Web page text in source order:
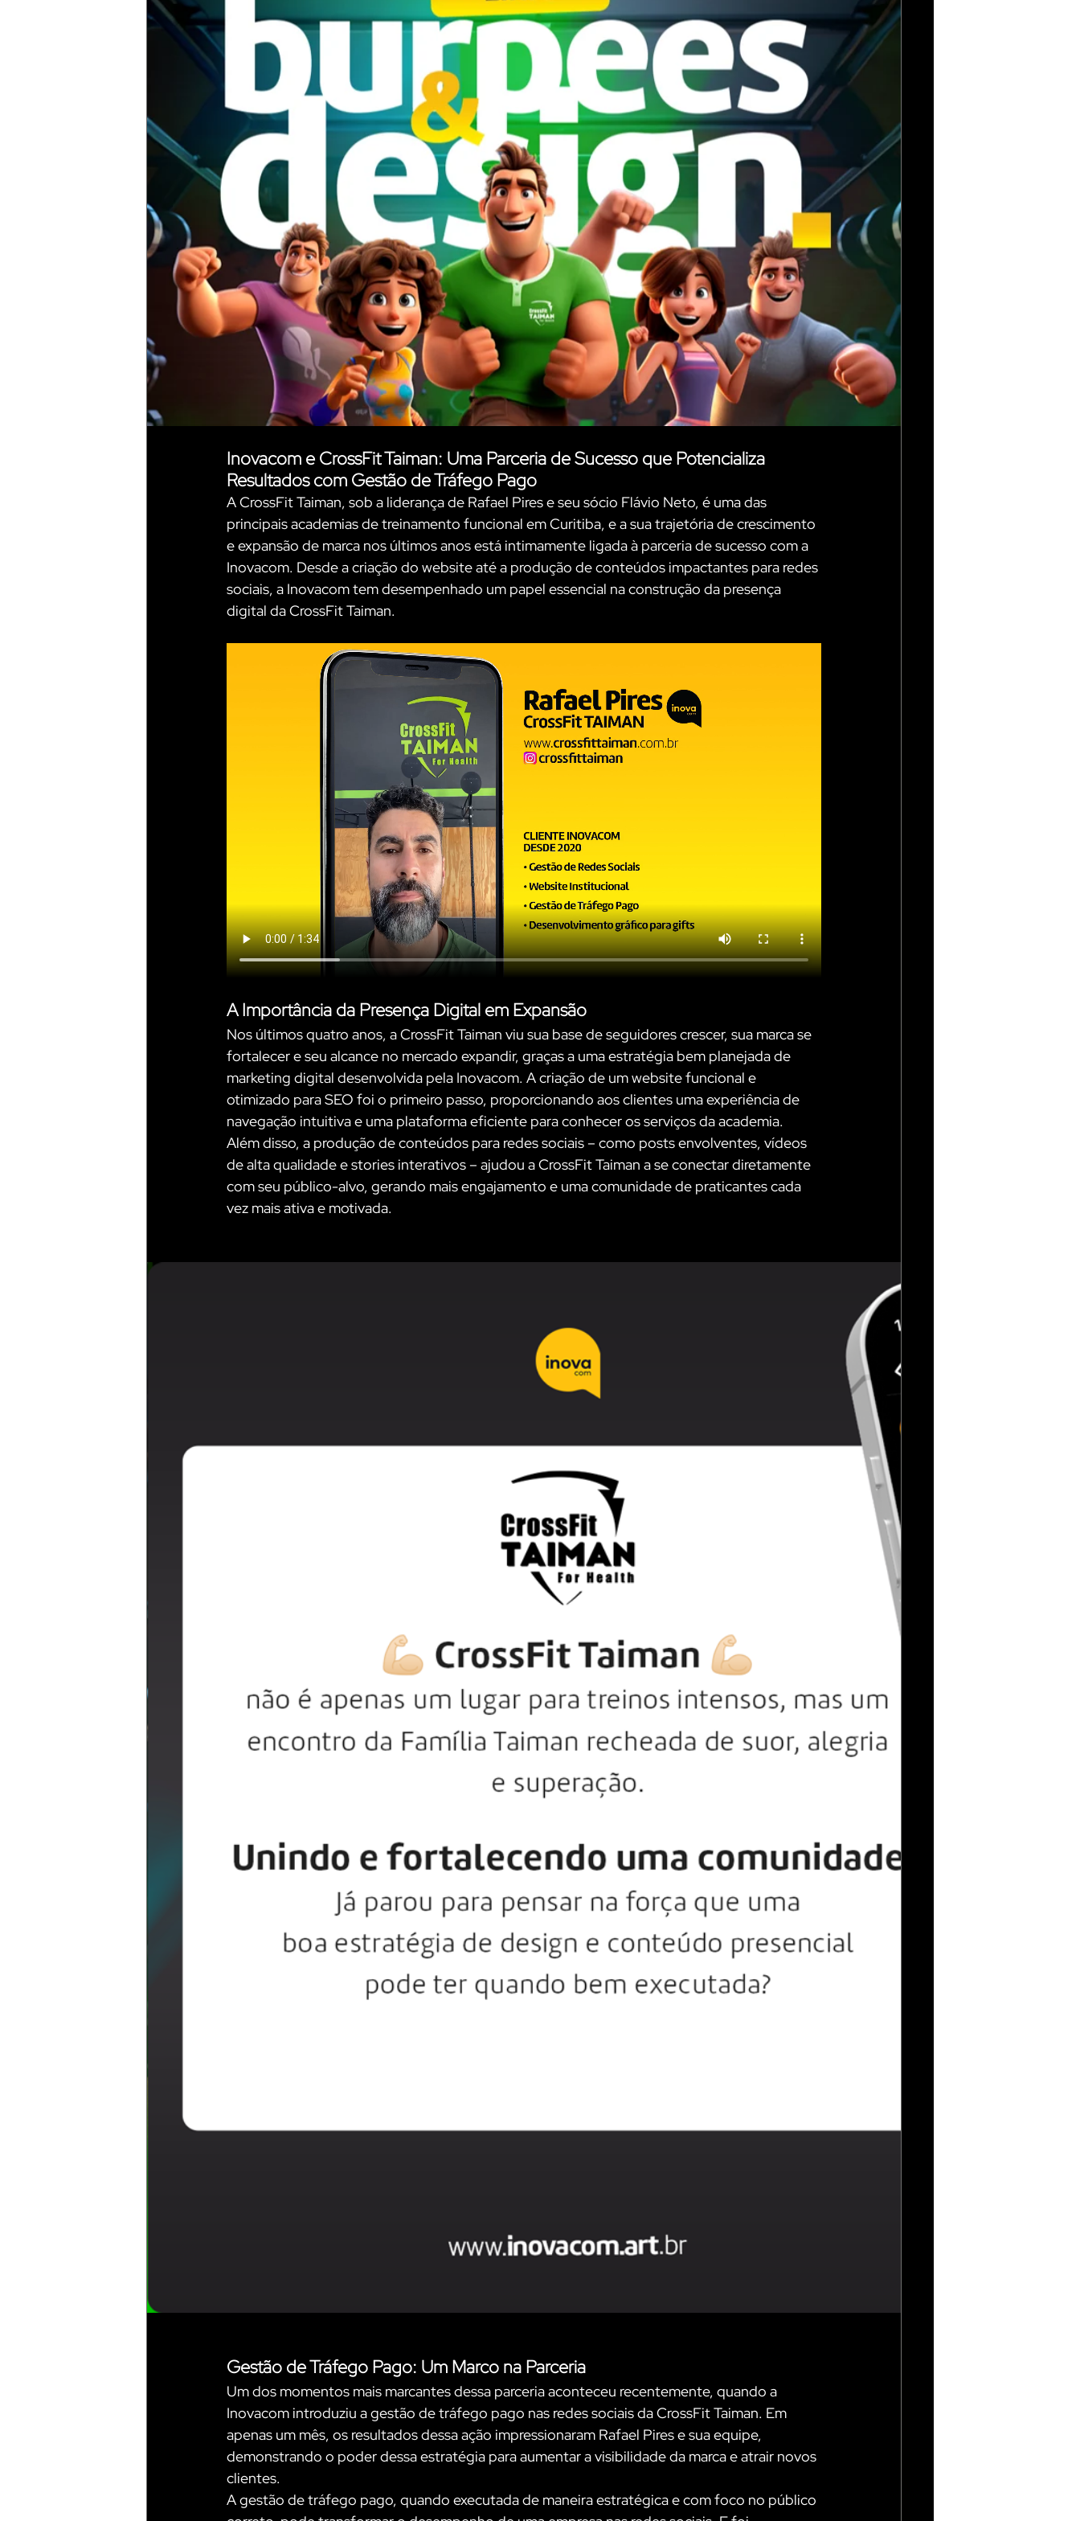
Inovacom e CrossFit Taiman: Uma Parceria de Sucesso que Potencializa
Resultados com Gestão de Tráfego Pago
A CrossFit Taiman, sob a liderança de Rafael Pires e seu sócio Flávio Neto, é uma das
principais academias de treinamento funcional em Curitiba, e a sua trajetória de crescimento
e expansão de marca nos últimos anos está intimamente ligada à parceria de sucesso com a
Inovacom. Desde a criação do website até a produção de conteúdos impactantes para redes
sociais, a Inovacom tem desempenhado um papel essencial na construção da presença
digital da CrossFit Taiman.
A Importância da Presença Digital em Expansão
Nos últimos quatro anos, a CrossFit Taiman viu sua base de seguidores crescer, sua marca se
fortalecer e seu alcance no mercado expandir, graças a uma estratégia bem planejada de
marketing digital desenvolvida pela Inovacom. A criação de um website funcional e
otimizado para SEO foi o primeiro passo, proporcionando aos clientes uma experiência de
navegação intuitiva e uma plataforma eficiente para conhecer os serviços da academia.
Além disso, a produção de conteúdos para redes sociais – como posts envolventes, vídeos
de alta qualidade e stories interativos – ajudou a CrossFit Taiman a se conectar diretamente
com seu público-alvo, gerando mais engajamento e uma comunidade de praticantes cada
vez mais ativa e motivada.
Gestão de Tráfego Pago: Um Marco na Parceria
Um dos momentos mais marcantes dessa parceria aconteceu recentemente, quando a
Inovacom introduziu a gestão de tráfego pago nas redes sociais da CrossFit Taiman. Em
apenas um mês, os resultados dessa ação impressionaram Rafael Pires e sua equipe,
demonstrando o poder dessa estratégia para aumentar a visibilidade da marca e atrair novos
clientes.
A gestão de tráfego pago, quando executada de maneira estratégica e com foco no público